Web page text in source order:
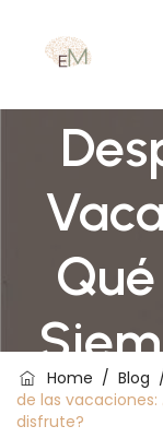
Home / Blog
de las
disfrute?